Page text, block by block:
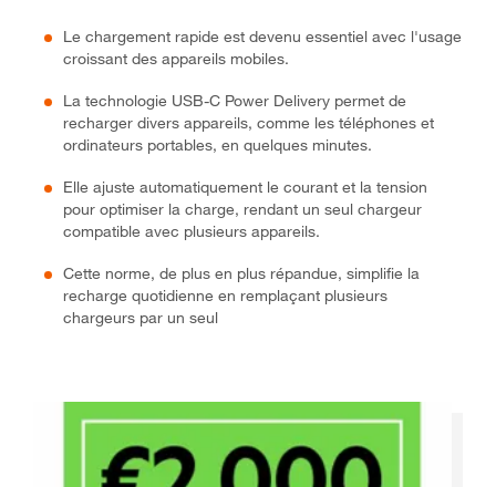
Le chargement rapide est devenu essentiel avec l'usage
croissant des appareils mobiles.
La technologie USB-C Power Delivery permet de
recharger divers appareils, comme les téléphones et
ordinateurs portables, en quelques minutes.
Elle ajuste automatiquement le courant et la tension
pour optimiser la charge, rendant un seul chargeur
compatible avec plusieurs appareils.
Cette norme, de plus en plus répandue, simplifie la
recharge quotidienne en remplaçant plusieurs
chargeurs par un seul